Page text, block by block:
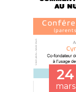
24
mars